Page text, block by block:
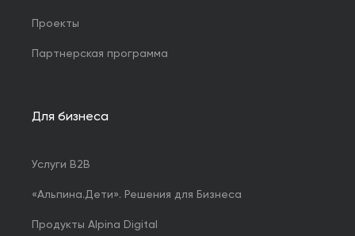
Проекты
Партнерская программа
Для бизнеса
Услуги B2B
«Альпина.Дети». Решения для Бизнеса
Продукты Alpina Digital